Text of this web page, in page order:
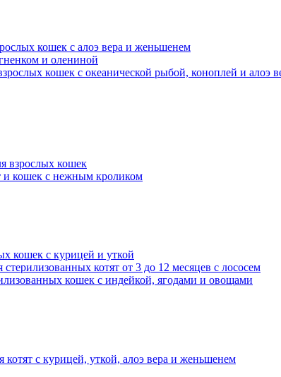
кошек с алоэ вера и женьшенем
и олениной
кошек с океанической рыбой, коноплей и алоэ
взрослых кошек
и кошек с нежным кроликом
кошек с курицей и уткой
котят от 3 до 12 месяцев с лососем
кошек с индейкой, ягодами и овощами
с курицей, уткой, алоэ вера и женьшенем